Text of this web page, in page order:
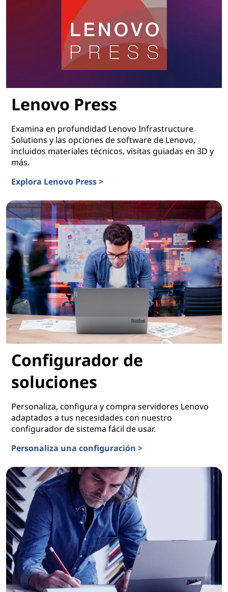
Lenovo Press
Examina en profundidad Lenovo Infrastructure
Solutions y las opciones de software de Lenovo,
incluidos materiales técnicos, visitas guiadas en 3D y
más.
Explora Lenovo Press >
Configurador de
soluciones
Personaliza, configura y compra servidores Lenovo
adaptados a tus necesidades con nuestro
configurador de sistema fácil de usar.
Personaliza una configuración >